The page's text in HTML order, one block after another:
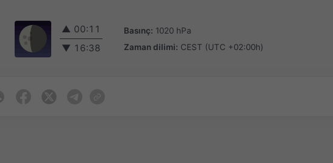
▲ 00:11
▼ 16:38
Basınç: 1020 hPa
Zaman dilimi: CEST (UTC +02:00h)